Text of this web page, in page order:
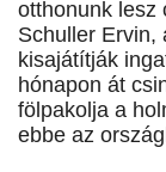
otthonunk lesz
Schuller Ervin,
kisajátítják
hónapon át
fölpakolja a
ebbe az